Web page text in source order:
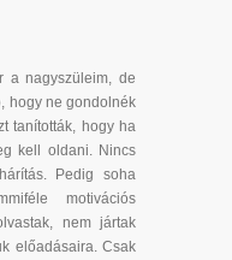
a nagyszüleim, de
hogy ne gondolnék
tanították, hogy ha
kell oldani. Nincs
Pedig soha
motivációs
nem jártak
előadásaira. Csak